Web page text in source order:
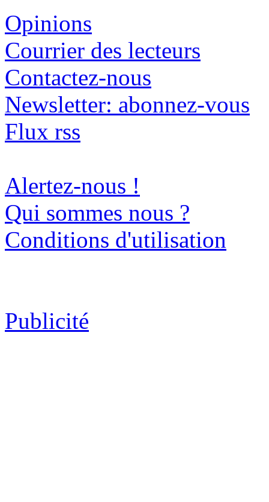
Opinions
Courrier des lecteurs
Contactez-nous
Newsletter: abonnez-vous
Flux rss
Alertez-nous !
Qui sommes nous ?
Conditions d'utilisation
Publicité